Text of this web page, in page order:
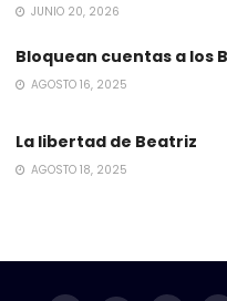
JUNIO 20, 2026
Bloquean cuentas a los
AGOSTO 16, 2025
La libertad de Beatriz
AGOSTO 18, 2025